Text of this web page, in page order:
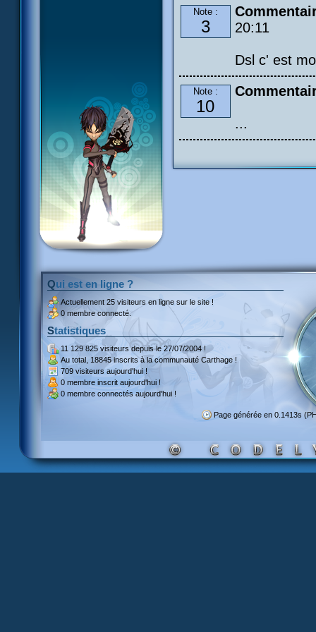
Note :
3
20:11
Dsl c' est
Note :
10
...
Qui est en ligne ?
Actuellement 25 visiteurs en ligne sur le site !
0 membre connecté.
Statistiques
11 129 825 visiteursdepuis le 27/07/2004 !
Au total, 18845 inscritsà la communauté Carthage !
709 visiteurs aujourd'hui !
0 membre inscrit aujourd'hui !
0 membre connectés aujourd'hui !
Page générée en 0.1413s